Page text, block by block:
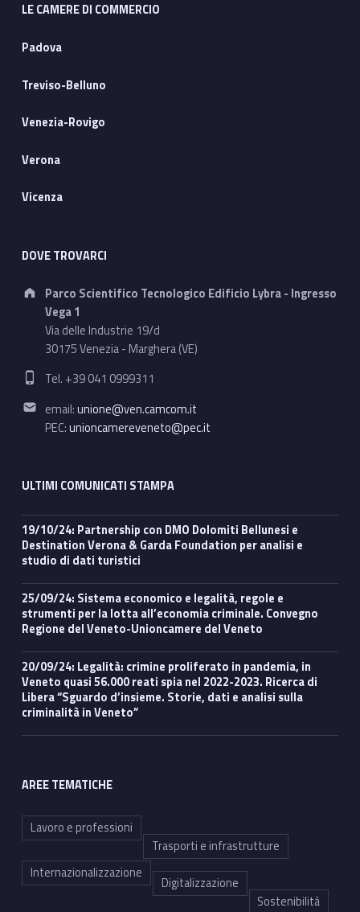
LE CAMERE DI COMMERCIO
Padova
Treviso-Belluno
Venezia-Rovigo
Verona
Vicenza
DOVE TROVARCI
Address:
Parco Scientifico Tecnologico Edificio Lybra - Ingresso
Vega 1
Via delle Industrie 19/d
30175 Venezia - Marghera (VE)
Phone number:
Tel. +39 041 0999311
Email address:
email:unione@ven.camcom.it
PEC:unioncamereveneto@pec.it
ULTIMI COMUNICATI STAMPA
19/10/24: Partnership con DMO Dolomiti Bellunesi e
Destination Verona & Garda Foundation per analisi e
studio di dati turistici
25/09/24: Sistema economico e legalità, regole e
strumenti per la lotta all’economia criminale. Convegno
Regione del Veneto-Unioncamere del Veneto
20/09/24: Legalità: crimine proliferato in pandemia, in
Veneto quasi 56.000 reati spia nel 2022-2023. Ricerca di
Libera “Sguardo d’insieme. Storie, dati e analisi sulla
criminalità in Veneto”
AREE TEMATICHE
Lavoro e professioni
Trasporti e infrastrutture
Internazionalizzazione
Digitalizzazione
Sostenibilità